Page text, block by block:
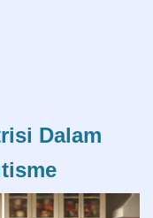
Dalam